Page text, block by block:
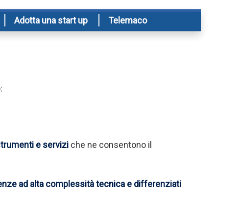
Adotta una start up Telemaco
e servizi che ne consentono il
ad alta complessità tecnica e differenziati